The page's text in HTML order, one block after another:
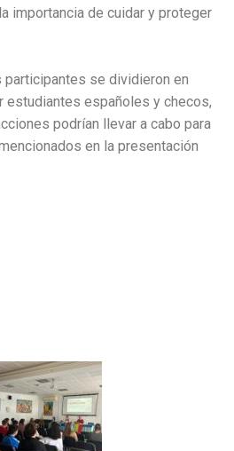
importancia de cuidar y proteger
participantes se dividieron en
estudiantes españoles y checos,
podrían llevar a cabo para
en la presentación